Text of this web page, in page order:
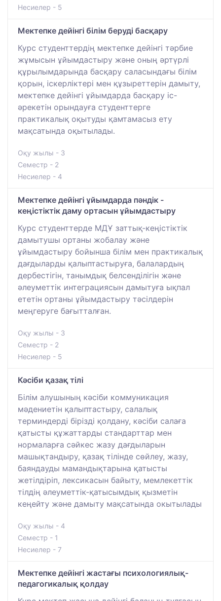
Несиелер - 5
Мектепке дейінгі білім беруді басқару
Курс студенттердің мектепке дейінгі тәрбие
жұмысын ұйымдастыру және оның әртүрлі
құрылымдарында басқару саласындағы білім
қорын, іскерліктері мен құзыреттерін дамыту,
мектепке дейінгі ұйымдарда басқару іс-
әрекетін орындауға студенттерге
практикалық оқытуды қамтамасыз ету
мақсатында оқытылады.
Оқу жылы - 3
Семестр - 2
Несиелер - 4
Мектепке дейінгі ұйымдарда пәндік -
кеңістіктік даму ортасын ұйымдастыру
Курс студенттерде МДҰ заттық-кеңістіктік
дамытушы ортаны жобалау және
ұйымдастыру бойынша білім мен практикалық
дағдыларды қалыптастыруға, балалардың
дербестігін, танымдық белсенділігін және
әлеуметтік интеграциясын дамытуға ықпал
ететін ортаны ұйымдастыру тәсілдерін
меңгеруге бағытталған.
Оқу жылы - 3
Семестр - 2
Несиелер - 5
Кәсіби қазақ тілі
Білім алушының кәсіби коммуникация
мәдениетін қалыптастыру, салалық
терминдерді бірізді қолдану, кәсіби салаға
қатысты құжаттарды стандарттар мен
нормаларға сәйкес жазу дағдыларын
машықтандыру, қазақ тілінде сөйлеу, жазу,
баяндауды мамандықтарына қатысты
жетілдіріп, лексикасын байыту, мемлекеттік
тілдің әлеуметтік-қатысымдық қызметін
кеңейту және дамыту мақсатында окытылады
Оқу жылы - 4
Семестр - 1
Несиелер - 7
Мектепке дейінгі жастағы психологиялық-
педагогикалық қолдау